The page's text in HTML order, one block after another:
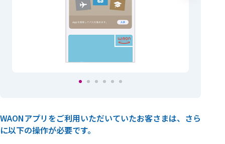
WAONアプリをご利用いただいていたお客さまは、さら
に以下の操作が必要です。